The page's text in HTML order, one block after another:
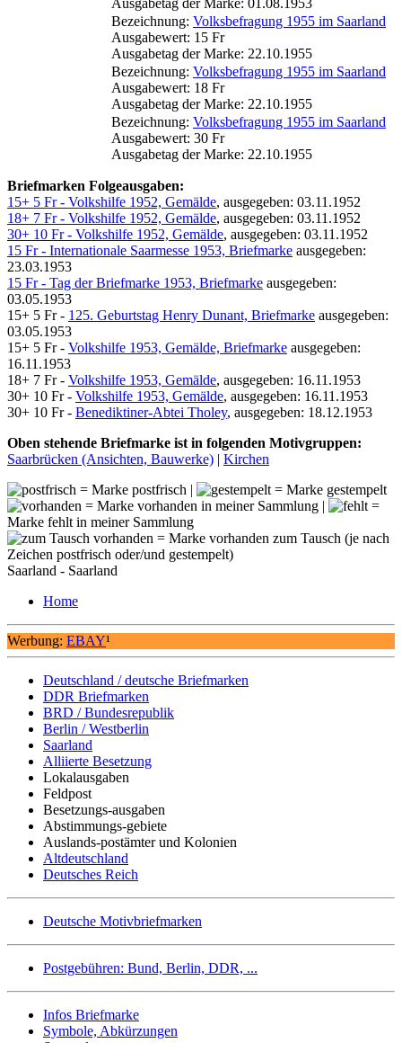
Bezeichnung: Volksbefragung 1955 im Saarland
Ausgabewert: 15 Fr
Ausgabetag der Marke: 22.10.1955
Bezeichnung: Volksbefragung 1955 im Saarland
Ausgabewert: 18 Fr
Ausgabetag der Marke: 22.10.1955
Bezeichnung: Volksbefragung 1955 im Saarland
Ausgabewert: 30 Fr
Ausgabetag der Marke: 22.10.1955
Briefmarken Folgeausgaben:
15+ 5 Fr - Volkshilfe 1952, Gemälde, ausgegeben: 03.11.1952
18+ 7 Fr - Volkshilfe 1952, Gemälde, ausgegeben: 03.11.1952
30+ 10 Fr - Volkshilfe 1952, Gemälde, ausgegeben: 03.11.1952
15 Fr - Internationale Saarmesse 1953, Briefmarke ausgegeben:
23.03.1953
15 Fr - Tag der Briefmarke 1953, Briefmarke ausgegeben:
03.05.1953
15+ 5 Fr - 125. Geburtstag Henry Dunant, Briefmarke ausgegeben:
03.05.1953
15+ 5 Fr - Volkshilfe 1953, Gemälde, Briefmarke ausgegeben:
16.11.1953
18+ 7 Fr - Volkshilfe 1953, Gemälde, ausgegeben: 16.11.1953
30+ 10 Fr - Volkshilfe 1953, Gemälde, ausgegeben: 16.11.1953
30+ 10 Fr - Benediktiner-Abtei Tholey, ausgegeben: 18.12.1953
Oben stehende Briefmarke ist in folgenden Motivgruppen:
Saarbrücken (Ansichten, Bauwerke) | Kirchen
= Marke postfrisch |
= Marke gestempelt
= Marke vorhanden in meiner Sammlung |
=
Marke fehlt in meiner Sammlung
= Marke vorhanden zum Tausch (je nach
Zeichen postfrisch oder/und gestempelt)
Saarland - Saarland
Home
Werbung: EBAY¹
Deutschland / deutsche Briefmarken
DDR Briefmarken
BRD / Bundesrepublik
Berlin / Westberlin
Saarland
Alliierte Besetzung
Lokalausgaben
Feldpost
Besetzungs-ausgaben
Abstimmungs-gebiete
Auslands-postämter und Kolonien
Altdeutschland
Deutsches Reich
Deutsche Motivbriefmarken
Postgebühren: Bund, Berlin, DDR, ...
Infos Briefmarke
Symbole, Abkürzungen